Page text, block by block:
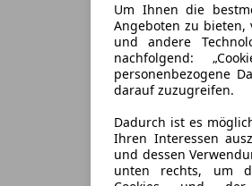
Um Ihnen die
Angeboten zu
und andere
nachfolgend:
personenbezogene
darauf zuzugreifen.
Dadurch ist es
Ihren Interessen
und dessen
unten rechts, um